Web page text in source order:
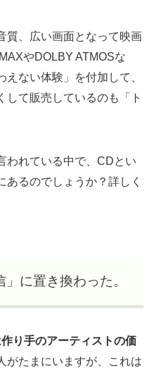
質、広い画面となって映画
やDOLBY ATMOSな
ない体験」を付加して、
して販売しているのも「ト
われている中で、CDとい
あるのでしょうか？詳しく
に置き換わった。
り手のアーティストの価
がたまにいますが、これは